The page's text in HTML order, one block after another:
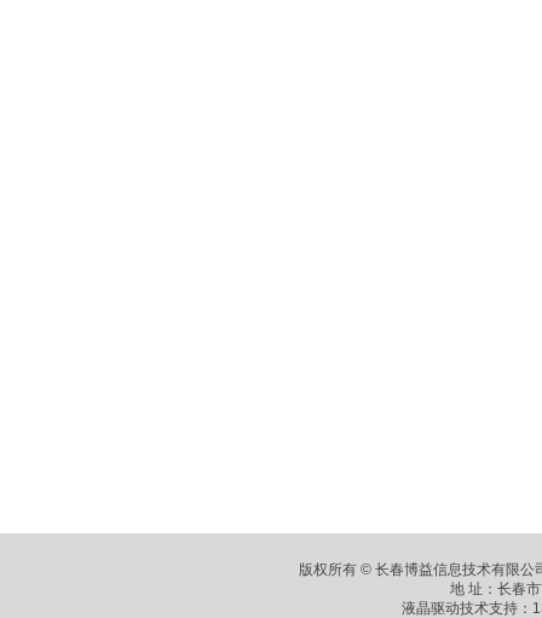
版权所有 © 长春博益信息技术有限
地 址：长春
液晶驱动技术支持